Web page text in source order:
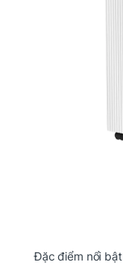
Đặc điểm nổi